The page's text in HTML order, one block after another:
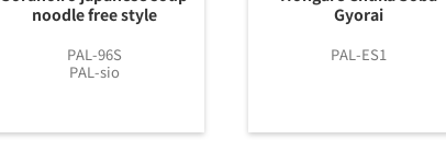
noodle free style
PAL-96S
PAL-sio
Gyorai
PAL-ES1